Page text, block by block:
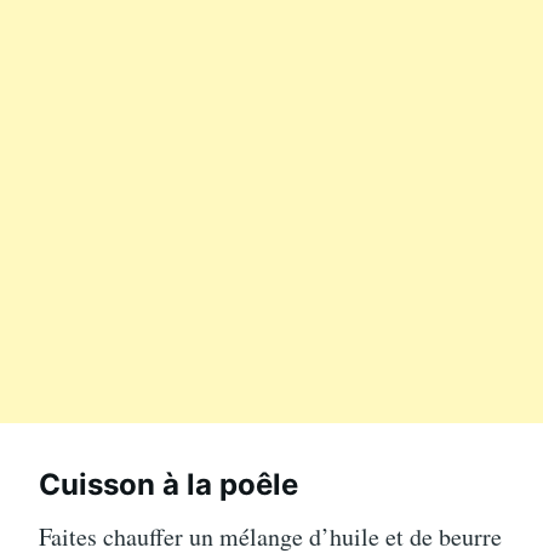
Cuisson à la poêle
Faites chauffer un mélange d’huile et de beurre